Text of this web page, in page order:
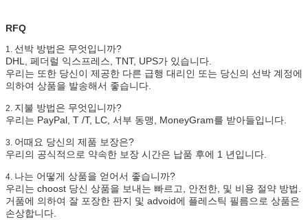
RFQ
1. 선박 방법은 무엇입니까?
DHL, 페더럴 익스프레스, TNT, UPS가 있습니다.
우리는 또한 당신이 제공한 다른 급행 대리인 또는 당신의 선박 계정에
의하여 상품을 발송해서 좋습니다.
2. 지불 방법은 무엇입니까?
우리는 PayPal, T /T, LC, 서부 동맹, MoneyGram를 받아들입니다.
3. 어때요 당신의 제품 보장은?
우리의 공식적으로 약속한 보장 시간은 납품 후에 1 년입니다.
4. 나는 어떻게 상품을 얻어서 좋습니까?
우리는 choost 당신 상품을 보내는 빠르고, 안전한, 및 비용 절약 방법.
거품에 의하여 잘 포장한 판지 및 advoid에 플레스틱 필름으로 상품은
손상합니다.